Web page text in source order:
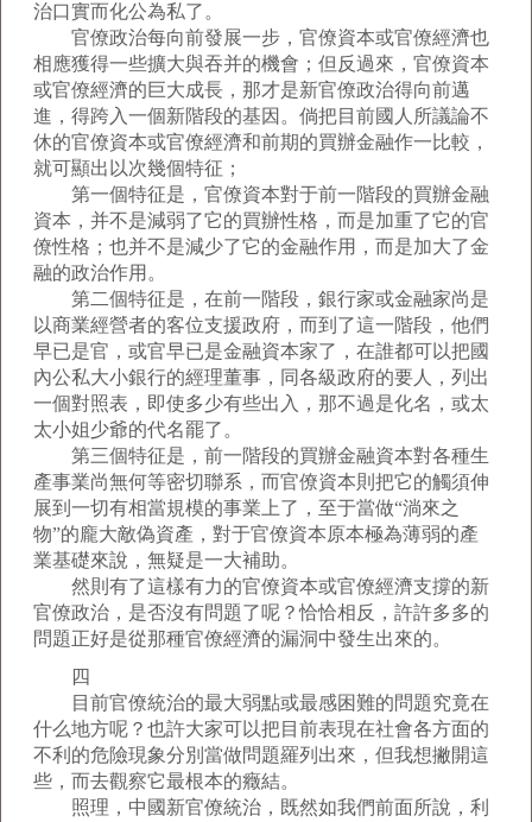
治口實而化公為私了。
官僚政治每向前發展一步，官僚資本或官僚經濟也
相應獲得一些擴大與吞并的機會；但反過來，官僚資本
或官僚經濟的巨大成長，那才是新官僚政治得向前邁
進，得跨入一個新階段的基因。倘把目前國人所議論不
休的官僚資本或官僚經濟和前期的買辦金融作一比較，
就可顯出以次幾個特征；
第一個特征是，官僚資本對于前一階段的買辦金融
資本，并不是減弱了它的買辦性格，而是加重了它的官
僚性格；也并不是減少了它的金融作用，而是加大了金
融的政治作用。
第二個特征是，在前一階段，銀行家或金融家尚是
以商業經營者的客位支援政府，而到了這一階段，他們
早已是官，或官早已是金融資本家了，在誰都可以把國
內公私大小銀行的經理董事，同各級政府的要人，列出
一個對照表，即使多少有些出入，那不過是化名，或太
太小姐少爺的代名罷了。
第三個特征是，前一階段的買辦金融資本對各種生
產事業尚無何等密切聯系，而官僚資本則把它的觸須伸
展到一切有相當規模的事業上了，至于當做“淌來之
物”的龐大敵偽資產，對于官僚資本原本極為薄弱的產
業基礎來說，無疑是一大補助。
然則有了這樣有力的官僚資本或官僚經濟支撐的新
官僚政治，是否沒有問題了呢？恰恰相反，許許多多的
問題正好是從那種官僚經濟的漏洞中發生出來的。
四
目前官僚統治的最大弱點或最感困難的問題究竟在
什么地方呢？也許大家可以把目前表現在社會各方面的
不利的危險現象分別當做問題羅列出來，但我想撇開這
些，而去觀察它最根本的癥結。
照理，中國新官僚統治，既然如我們前面所說，利